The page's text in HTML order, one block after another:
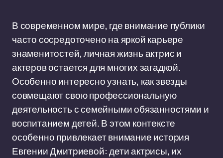
В современном мире, где внимание публики
часто сосредоточено на яркой карьере
знаменитостей, личная жизнь актрис и
актеров остается для многих загадкой.
Особенно интересно узнать, как звезды
совмещают свою профессиональную
деятельность с семейными обязанностями и
воспитанием детей. В этом контексте
особенно привлекает внимание история
Евгении Дмитриевой: дети актрисы, их